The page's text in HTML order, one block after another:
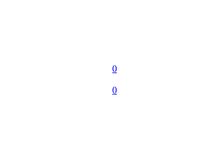
0
0